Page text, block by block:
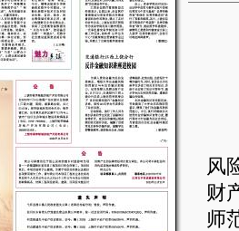
风
财
师